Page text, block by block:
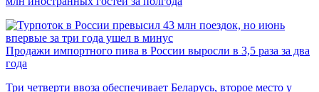
Продажи импортного пива в России выросли в 3,5 раза за два
года
Три четверти ввоза обеспечивает Беларусь, второе место у